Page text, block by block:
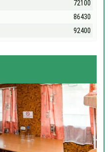
72100
86430
92400